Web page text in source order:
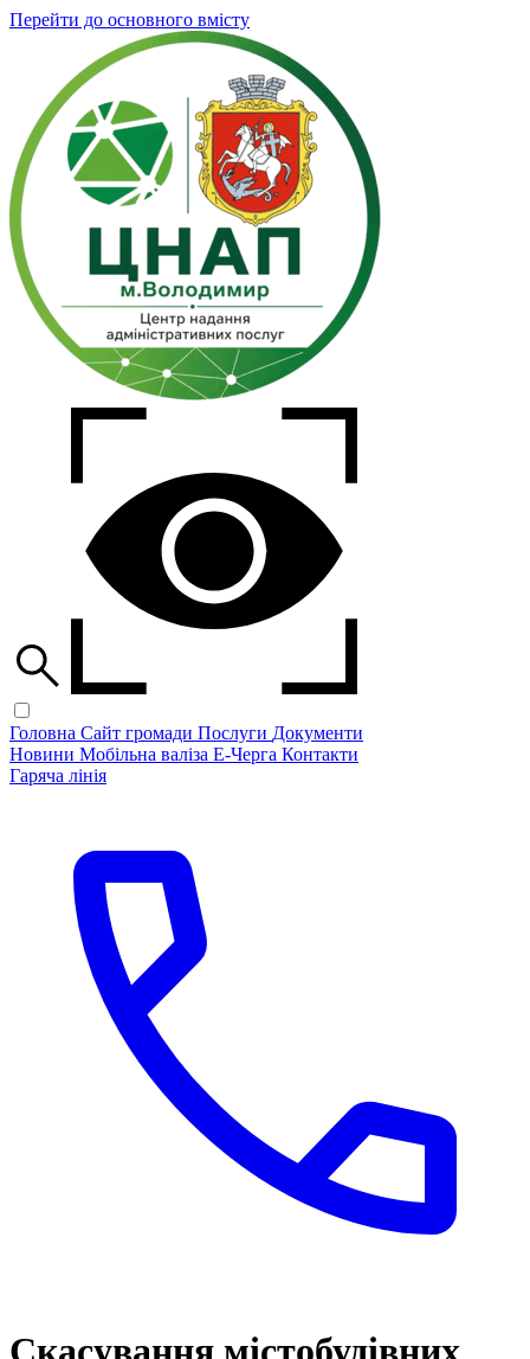
Перейти до основного вмісту
Головна Сайт громади Послуги Документи
Новини Мобільна валіза Е-Черга Контакти
Гаряча лінія
Скасування містобудівних